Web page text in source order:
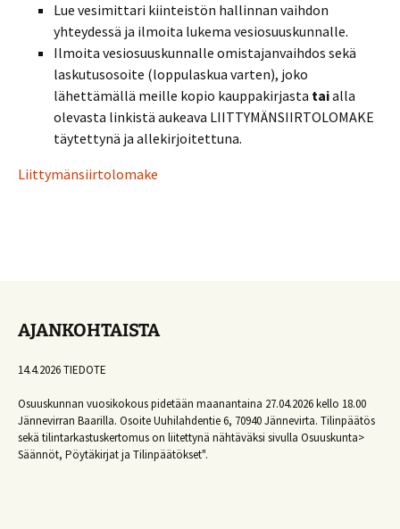
Lue vesimittari kiinteistön hallinnan vaihdon
yhteydessä ja ilmoita lukema vesiosuuskunnalle.
Ilmoita vesiosuuskunnalle omistajanvaihdos sekä
laskutusosoite (loppulaskua varten), joko
lähettämällä meille kopio kauppakirjasta taialla
olevasta linkistä aukeava LIITTYMÄNSIIRTOLOMAKE
täytettynä ja allekirjoitettuna.
Liittymänsiirtolomake
AJANKOHTAISTA
14.4.2026 TIEDOTE
Osuuskunnan vuosikokous pidetään maanantaina 27.04.2026 kello 18.00
Jännevirran Baarilla. Osoite Uuhilahdentie 6, 70940 Jännevirta. Tilinpäätös
sekä tilintarkastuskertomus on liitettynä nähtäväksi sivulla Osuuskunta>
Säännöt, Pöytäkirjat ja Tilinpäätökset".